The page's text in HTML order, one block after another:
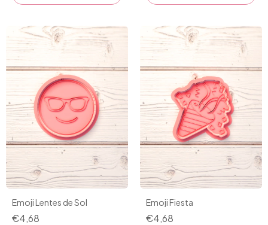
Emoji Lentes de Sol
€4,68
Emoji Fiesta
€4,68